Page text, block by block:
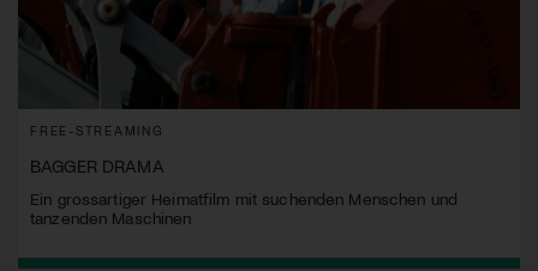
FREE-STREAMING
BAGGER DRAMA
Ein grossartiger Heimatfilm mit suchenden Menschen und
tanzenden Maschinen